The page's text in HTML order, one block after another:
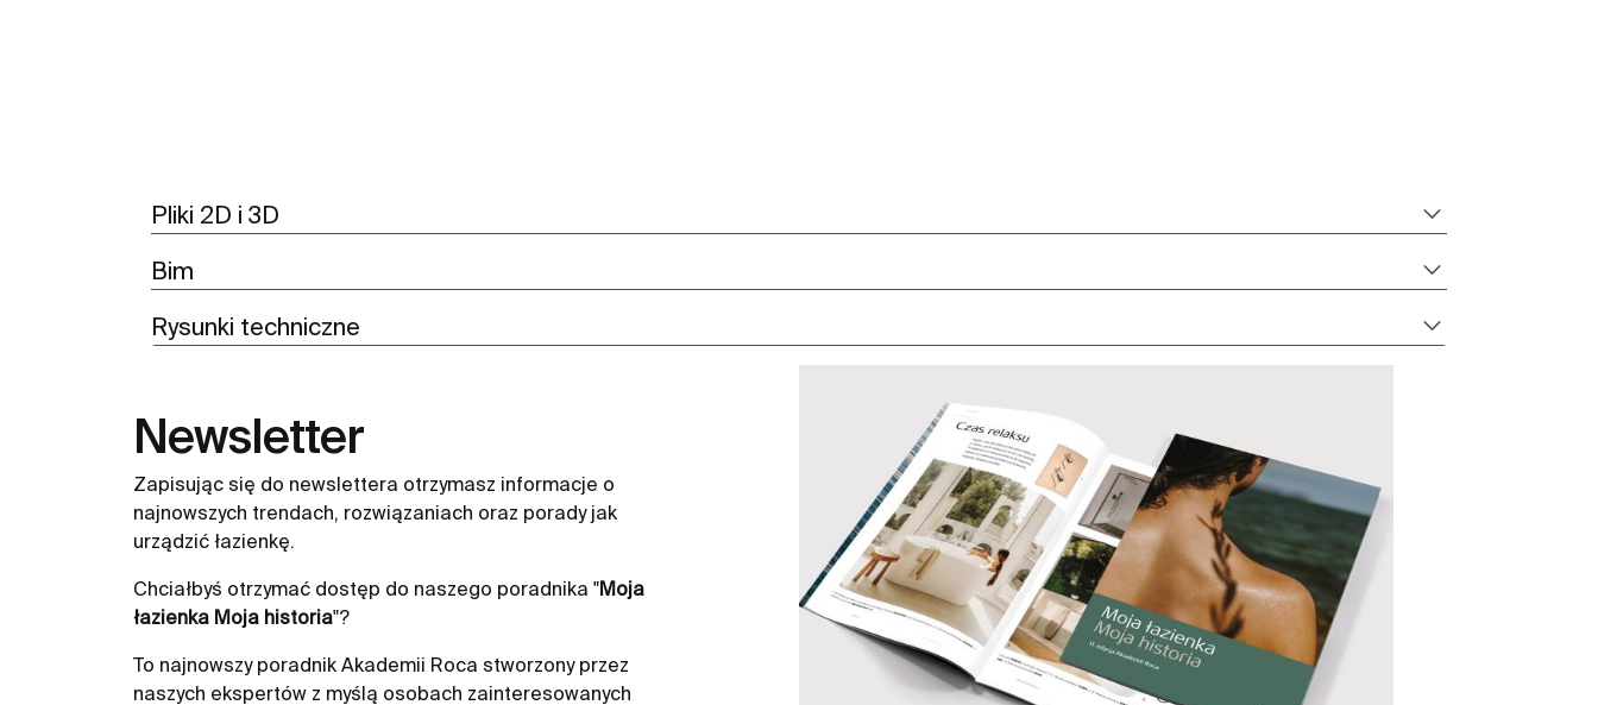
Pliki 2D i 3D
Bim
Rysunki techniczne
Newsletter
Zapisując się do newslettera otrzymasz informacje o
najnowszych trendach, rozwiązaniach oraz porady jak
urządzić łazienkę.
Chciałbyś otrzymać dostęp do naszego poradnika "Moja
łazienka Moja historia"?
To najnowszy poradnik Akademii Roca stworzony przez
naszych ekspertów z myślą osobach zainteresowanych